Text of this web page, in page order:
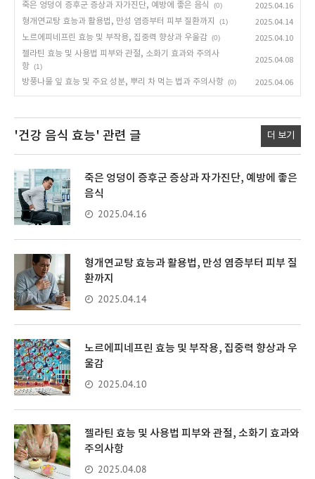
죽은 엉덩이 증후군 증상과 자가진단, 예방에 좋은 음식 (0)
2025.04.16
형개연교탕 효능과 활용법, 만성 염증부터 피부 질환까지
(1)
2025.04.14
노르에피네프린 효능 및 부작용, 집중력 향상과 우울감 (0)
2025.04.10
젤라틴 효능 및 사용법 피부와 관절, 소화기 효과와 주의사
항 (1)
2025.04.08
방풍나물 잎 효능 및 주요 성분, 뿌리 차 먹는 법과 주의사항 (0) 2025.04.06
'건강 음식 효능' 관련 글 더 보기
죽은 엉덩이 증후군 증상과 자가진단, 예방에 좋은
음식
2025.04.16
형개연교탕 효능과 활용법, 만성 염증부터 피부 질
환까지
2025.04.14
노르에피네프린 효능 및 부작용, 집중력 향상과 우
울감
2025.04.10
젤라틴 효능 및 사용법 피부와 관절, 소화기 효과와
주의사항
2025.04.08